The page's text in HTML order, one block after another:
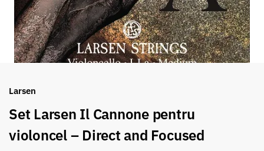
Larsen
Set Larsen Il Cannone pentru
violoncel – Direct and Focused